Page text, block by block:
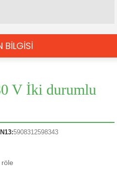
BİLGİSİ
V İki durumlu
5908312598343